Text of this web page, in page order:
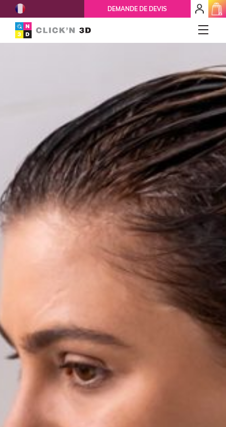
DEMANDE DE DEVIS
mon
espace
client
Qui-sommes-nous ?
Nos services
Réparation 3D
Prototypage
Ils nous font confiance
Blog
French